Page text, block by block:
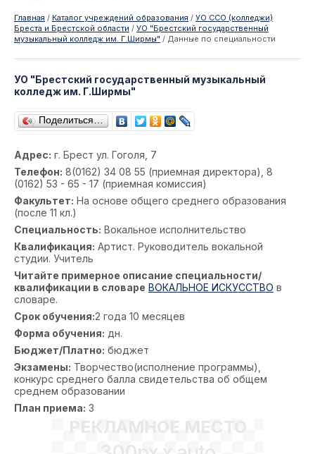
Главная / Каталог учреждений образования / УО ССО (колледжи)
Бреста и Брестской области / УО "Брестский государственный
музыкальный колледж им. Г.Ширмы" / Данные по специальности
УО "Брестский государственный музыкальный
колледж им. Г.Ширмы"
Поделиться…
Адрес: г. Брест ул. Гоголя, 7
Телефон: 8(0162) 34 08 55 (приемная директора), 8
(0162) 53 - 65 - 17 (приемная комиссия)
Факультет: На основе общего среднего образования
(после 11 кл.)
Специальность: Вокальное исполнительство
Квалификация: Артист. Руководитель вокальной
студии. Учитель
Читайте примерное описание специальности/
квалификации в словаре ВОКАЛЬНОЕ ИСКУССТВО в
словаре.
Срок обучения:2 года 10 месяцев
Форма обучения: дн.
Бюджет/Платно: бюджет
Экзамены: Творчество(исполнение программы),
конкурс среднего балла свидетельства об общем
среднем образовании
План приема: 3
РЕКЛАМНОЕ МЕСТО